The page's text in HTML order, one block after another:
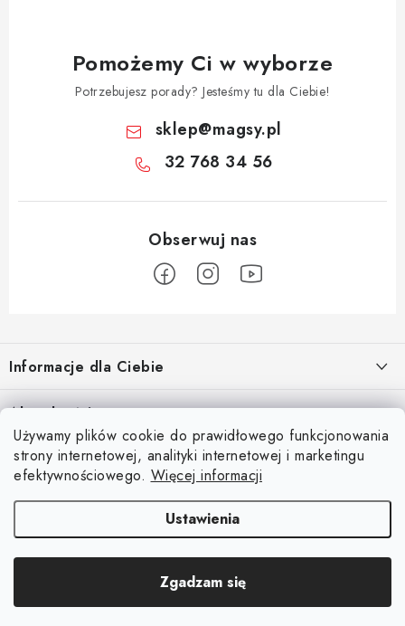
Używamy plików cookie do prawidłowego funkcjonowania
strony internetowej, analityki internetowej i marketingu
efektywnościowego. Więcej informacji
Ustawienia
Zgadzam się
Pomożemy Ci w wyborze
Potrzebujesz porady? Jesteśmy tu dla Ciebie!
sklep@magsy.pl
32 768 34 56
o
p
Informacje dla Ciebie
O nas
Regulamin e-sklepu
Ochrona danych osobowych
Blog
Kontakty
Aktualności
Odkryj magię kieszeni magnetycznych
15.4.2025
Facebook
Copyright 2026Magsy.pl. Wszystkie prawa zastrzeżone.Edytuj ustawienia
plików cookie